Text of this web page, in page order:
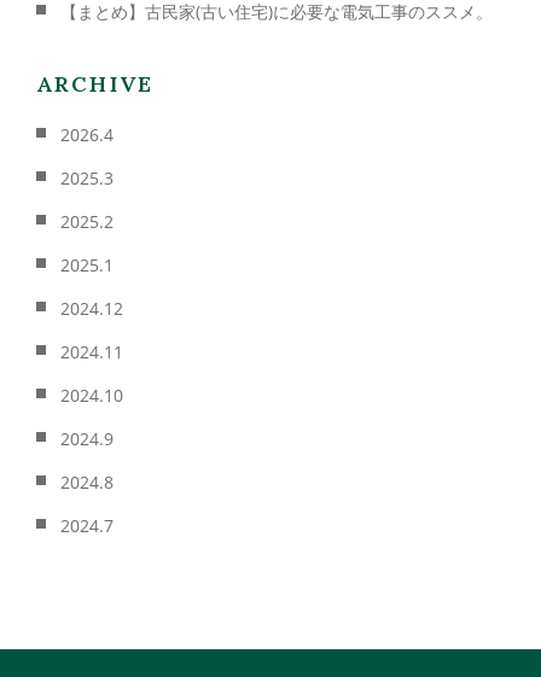
【まとめ】古民家(古い住宅)に必要な電気工事のススメ。
ARCHIVE
2026.4
2025.3
2025.2
2025.1
2024.12
2024.11
2024.10
2024.9
2024.8
2024.7